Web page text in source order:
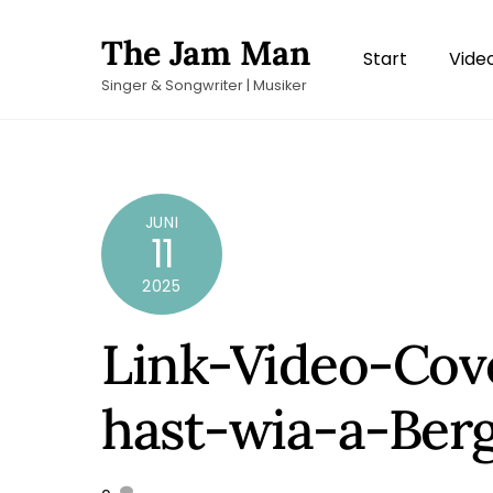
The Jam Man
Singer & Songwriter | Musiker
Start
JUNI
11
2025
Link-Video-
hast-wia-a-